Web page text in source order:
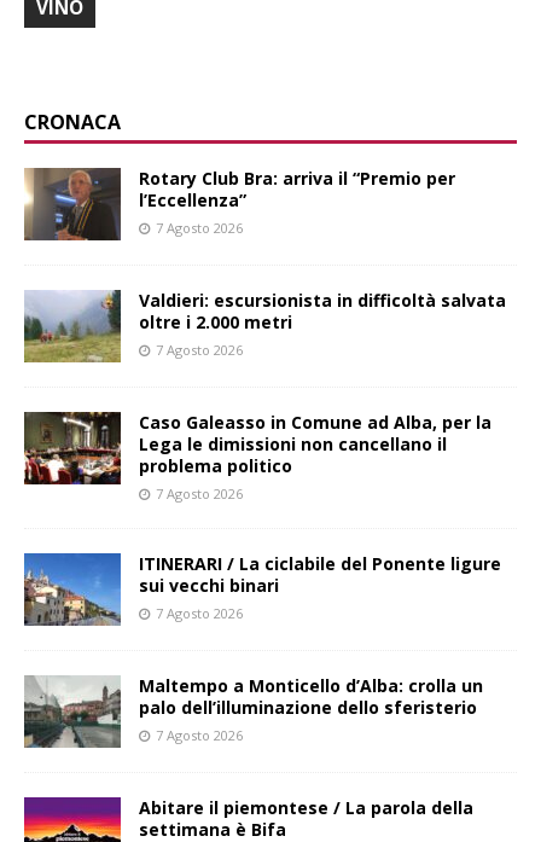
VINO
CRONACA
Rotary Club Bra: arriva il “Premio per
l’Eccellenza”
7 Agosto 2026
Valdieri: escursionista in difficoltà salvata
oltre i 2.000 metri
7 Agosto 2026
Caso Galeasso in Comune ad Alba, per la
Lega le dimissioni non cancellano il
problema politico
7 Agosto 2026
ITINERARI / La ciclabile del Ponente ligure
sui vecchi binari
7 Agosto 2026
Maltempo a Monticello d’Alba: crolla un
palo dell’illuminazione dello sferisterio
7 Agosto 2026
Abitare il piemontese / La parola della
settimana è Bifa